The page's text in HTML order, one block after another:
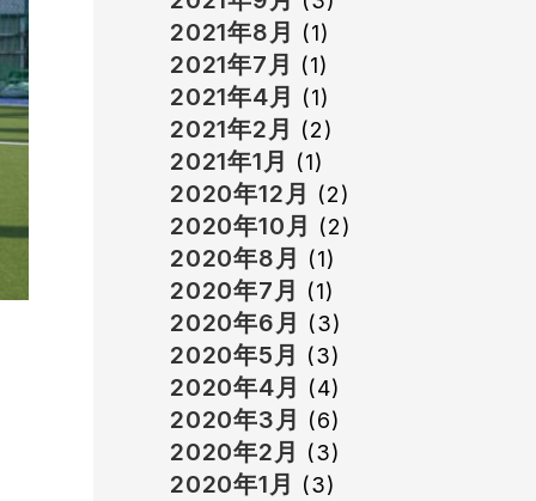
2021年8月 (1)
2021年7月 (1)
2021年4月 (1)
2021年2月 (2)
2021年1月 (1)
2020年12月 (2)
2020年10月 (2)
2020年8月 (1)
2020年7月 (1)
2020年6月 (3)
2020年5月 (3)
2020年4月 (4)
2020年3月 (6)
2020年2月 (3)
2020年1月 (3)